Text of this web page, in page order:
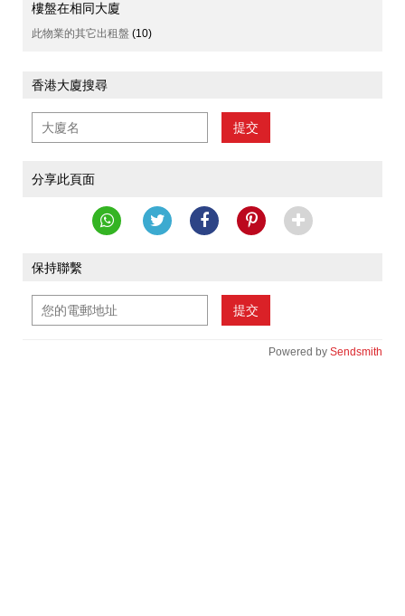
樓盤在相同大廈
此物業的其它出租盤 (10)
香港大廈搜尋
提交
分享此頁面
保持聯繫
提交
Powered by Sendsmith